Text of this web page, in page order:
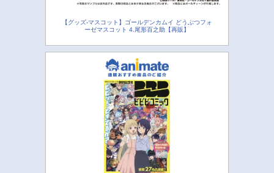
【グッズ-マスコット】ゴールデンカムイ どうぶつフォ
ーゼマスコット 4.尾形百之助【再販】